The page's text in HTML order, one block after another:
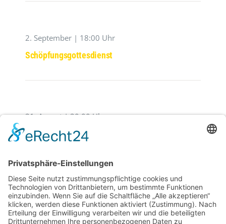
2. September | 18:00 Uhr
Schöpfungsgottesdienst
21. August | 20:00 Uhr
Der Zerbrochene Krug
29. August | 20:00 Uhr
Westpfälzer Blächbläserconsort ,,Blech Pur‘‘